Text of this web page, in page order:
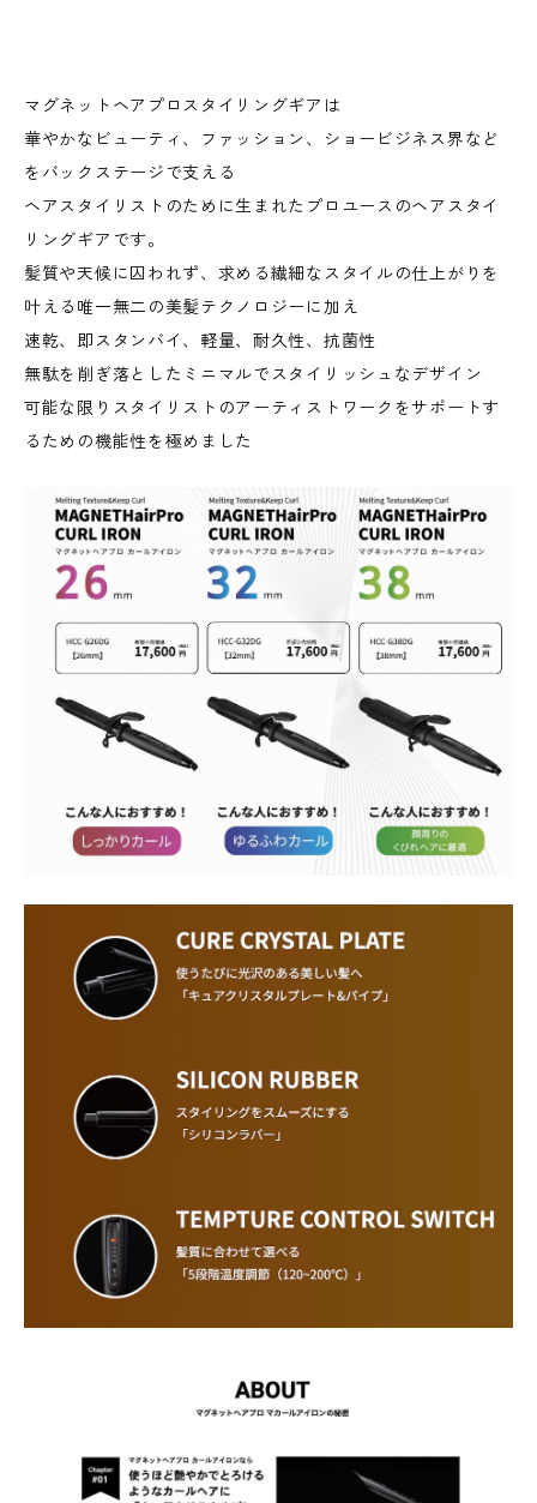
マグネットヘアプロスタイリングギアは
華やかなビューティ、ファッション、ショービジネス界など
をバックステージで支える
ヘアスタイリストのために生まれたプロユースのヘアスタイ
リングギアです。
髪質や天候に囚われず、求める繊細なスタイルの仕上がりを
叶える唯一無二の美髪テクノロジーに加え
速乾、即スタンバイ、軽量、耐久性、抗菌性
無駄を削ぎ落としたミニマルでスタイリッシュなデザイン
可能な限りスタイリストのアーティストワークをサポートす
るための機能性を極めました